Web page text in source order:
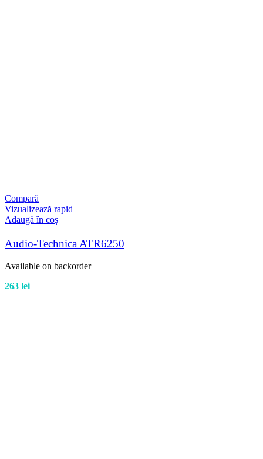
Compară
Vizualizează rapid
Adaugă în coș
Audio-Technica ATR6250
Available on backorder
263 lei